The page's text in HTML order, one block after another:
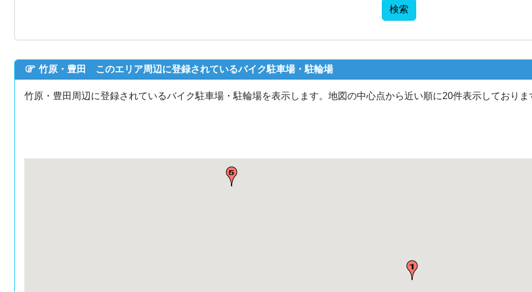
検索
竹原・豊田 このエリア周辺に登録されているバイク駐車場・駐輪場
竹原・豊田周辺に登録されているバイク駐車場・駐輪場を表示します。地図の中心点から近い順に20件表示しておりま